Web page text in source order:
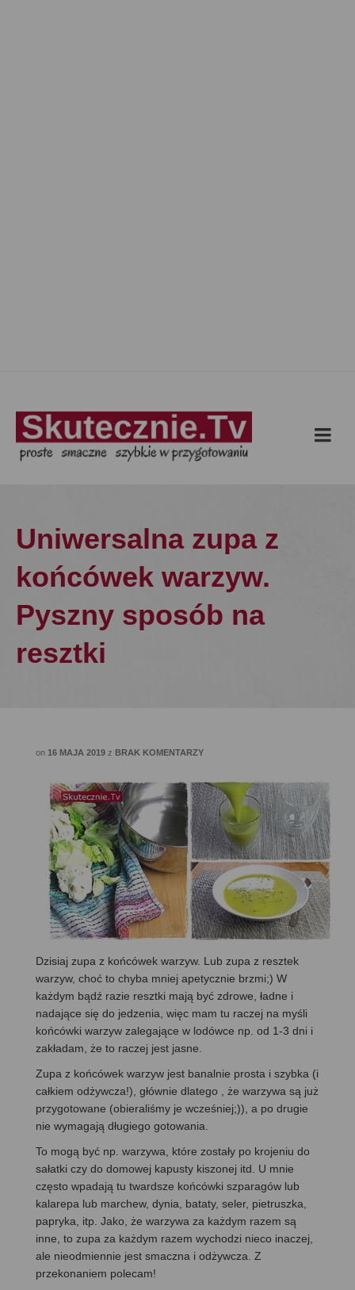
Uniwersalna zupa z
końcówek warzyw.
Pyszny sposób na
resztki
on 16 MAJA 2019 z BRAK KOMENTARZY
Dzisiaj zupa z końcówek warzyw. Lub zupa z resztek
warzyw, choć to chyba mniej apetycznie brzmi;) W
każdym bądź razie resztki mają być zdrowe, ładne i
nadające się do jedzenia, więc mam tu raczej na myśli
końcówki warzyw zalegające w lodówce np. od 1-3 dni i
zakładam, że to raczej jest jasne.
Zupa z końcówek warzyw jest banalnie prosta i szybka (i
całkiem odżywcza!), głównie dlatego , że warzywa są już
przygotowane (obieraliśmy je wcześniej;)), a po drugie
nie wymagają długiego gotowania.
To mogą być np. warzywa, które zostały po krojeniu do
sałatki czy do domowej kapusty kiszonej itd. U mnie
często wpadają tu twardsze końcówki szparagów lub
kalarepa lub marchew, dynia, bataty, seler, pietruszka,
papryka, itp. Jako, że warzywa za każdym razem są
inne, to zupa za każdym razem wychodzi nieco inaczej,
ale nieodmiennie jest smaczna i odżywcza. Z
przekonaniem polecam!